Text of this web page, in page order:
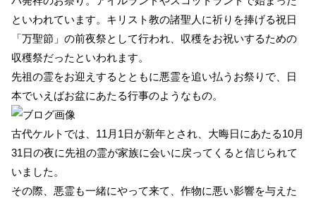
といわれています。キリスト教の諸聖人に祈りを捧げる祝日
「万聖節」の前夜祭として行われ、収穫をお祝いするための
収穫祭だったといわれます。
先祖の霊をお迎えするとともに悪霊を追い払うお祭りで、日
本でいえばお盆にあたる行事のようなもの。
古代ケルトでは、11月1日が新年とされ、大晦日にあたる10月
31日の夜に先祖の霊が家族に会いに戻ってくると信じられて
いました。
その際、悪霊も一緒にやって来て、作物に悪い影響を与えた